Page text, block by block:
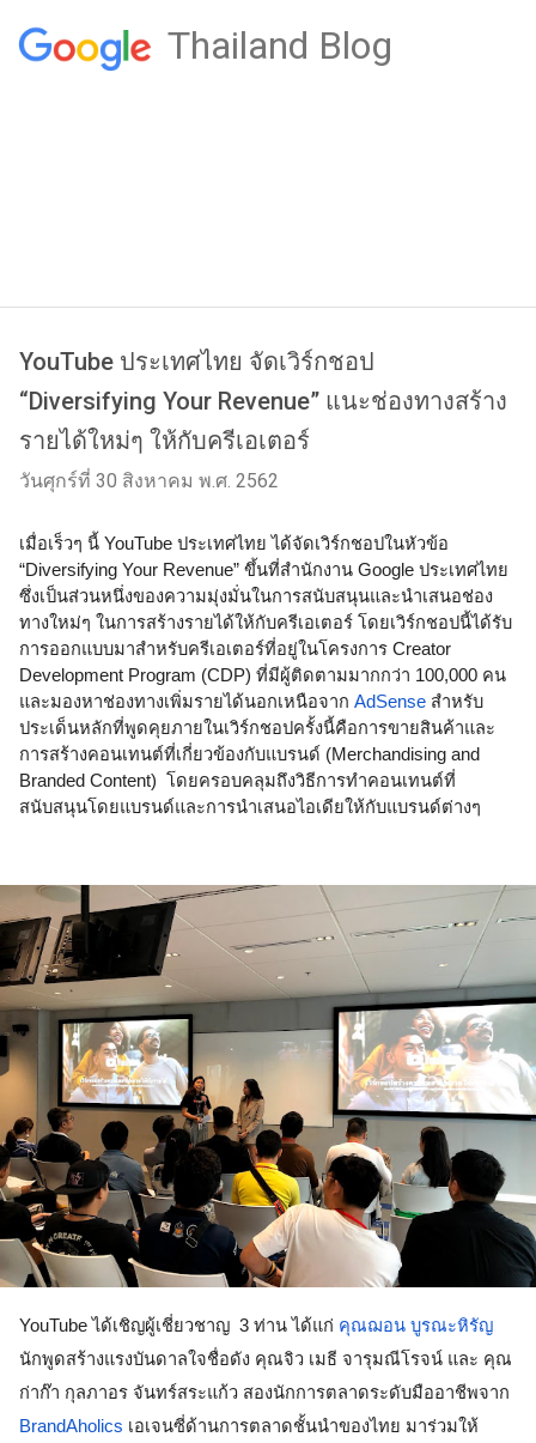
Thailand Blog
YouTube ประเทศไทย จัดเวิร์กชอป
“Diversifying Your Revenue” แนะช่องทางสร้าง
รายได้ใหม่ๆ ให้กับครีเอเตอร์
วันศุกร์ที่ 30 สิงหาคม พ.ศ. 2562
เมื่อเร็วๆ นี้ YouTube ประเทศไทย ได้จัดเวิร์กชอปในหัวข้อ
“Diversifying Your Revenue” ขึ้นที่สำนักงาน Google ประเทศไทย
ซึ่งเป็นส่วนหนึ่งของความมุ่งมั่นในการสนับสนุนและนำเสนอช่อง
ทางใหม่ๆ ในการสร้างรายได้ให้กับครีเอเตอร์ โดยเวิร์กชอปนี้ได้รับ
การออกแบบมาสำหรับครีเอเตอร์ที่อยู่ในโครงการ Creator
Development Program (CDP) ที่มีผู้ติดตามมากกว่า 100,000 คน
และมองหาช่องทางเพิ่มรายได้นอกเหนือจาก AdSense สำหรับ
ประเด็นหลักที่พูดคุยภายในเวิร์กชอปครั้งนี้คือการขายสินค้าและ
การสร้างคอนเทนต์ที่เกี่ยวข้องกับแบรนด์ (Merchandising and
Branded Content)  โดยครอบคลุมถึงวิธีการทำคอนเทนต์ที่
สนับสนุนโดยแบรนด์และการนำเสนอไอเดียให้กับแบรนด์ต่างๆ
YouTube ได้เชิญผู้เชี่ยวชาญ  3 ท่าน ได้แก่ คุณฌอน บูรณะหิรัญ
นักพูดสร้างแรงบันดาลใจชื่อดัง คุณจิว เมธี จารุมณีโรจน์ และ คุณ
BrandAholics เอเจนซี่ด้านการตลาดชั้นนำของไทย มาร่วมให้